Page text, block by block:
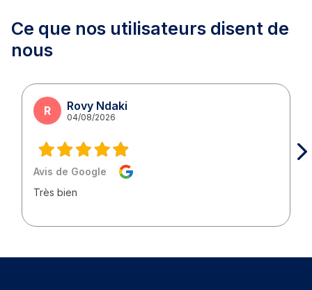
Ce que nos utilisateurs disent de
nous
R Rovy Ndaki
04/08/2026
Avis de Google
Très bien